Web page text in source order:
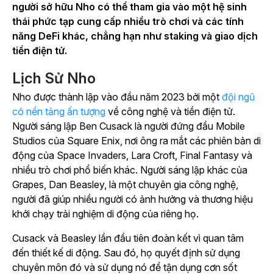
người sở hữu Nho có thể tham gia vào một hệ sinh
thái phức tạp cung cấp nhiều trò chơi và các tính
năng DeFi khác, chẳng hạn như staking và giao dịch
tiền điện tử.
Lịch Sử Nho
Nho được thành lập vào đầu năm 2023 bởi một đội ngũ
có nền tảng ấn tượng về công nghệ và tiền điện tử.
Người sáng lập Ben Cusack là người đứng đầu Mobile
Studios của Square Enix, nơi ông ra mắt các phiên bản di
động của Space Invaders, Lara Croft, Final Fantasy và
nhiều trò chơi phổ biến khác. Người sáng lập khác của
Grapes, Dan Beasley, là một chuyên gia công nghệ,
người đã giúp nhiều người có ảnh hưởng và thương hiệu
khởi chạy trải nghiệm di động của riêng họ.
Cusack và Beasley lần đầu tiên đoàn kết vì quan tâm
đến thiết kế di động. Sau đó, họ quyết định sử dụng
chuyên môn đó và sử dụng nó để tận dụng cơn sốt